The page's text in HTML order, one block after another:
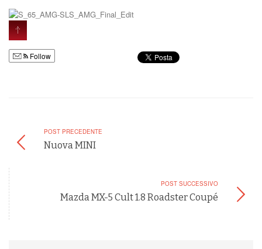
Follow
POST PRECEDENTE
Nuova MINI
POST SUCCESSIVO
Mazda MX-5 Cult 1.8 Roadster Coupé